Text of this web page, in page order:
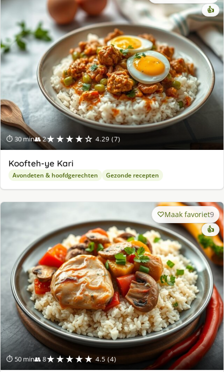
⏱ 30 min👥 2★★★★☆ 4.29 (7)
👍
Koofteh-ye Kari
Avondeten & hoofdgerechten Gezonde recepten
⏱ 50 min👥 8★★★★★ 4.5 (4)
Maak favoriet9
👍